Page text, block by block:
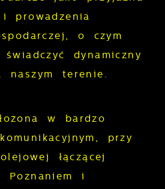
prowadzenia
o czym
dynamiczny
terenie.
w bardzo
przy
łączącej
Poznaniem i
logowania czy
Dzięki plikom
której korzystasz, może
personalizacyjne
umożliwiają
zapamiętanie
Ciebie ustawień
cookies możemy
komfort korzystania